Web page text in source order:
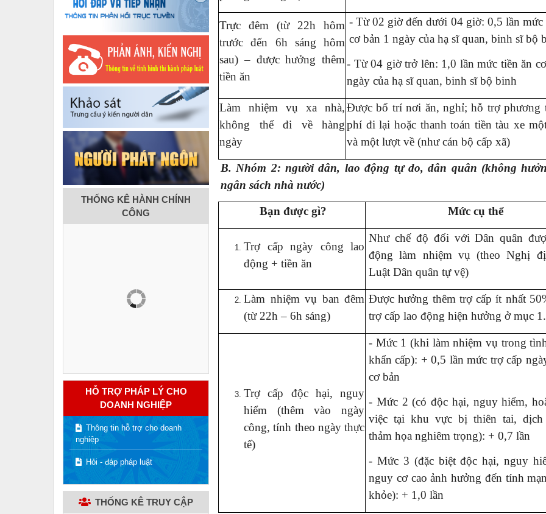
THỐNG KÊ HÀNH CHÍNH
CÔNG
HỖ TRỢ PHÁP LÝ CHO
DOANH NGHIỆP
Thông tin hỗ trợ cho doanh
nghiệp
Hỏi - đáp pháp luật
THỐNG KÊ TRUY CẬP
Trực đêm (từ 22h hôm
trước đến 6h sáng hôm
sau) – được hưởng thêm
tiền ăn
- Từ 02 giờ đến dưới 04 giờ: 0,5 lần mức
cơ bản 1 ngày của hạ sĩ quan, binh sĩ bộ
- Từ 04 giờ trở lên: 1,0 lần mức tiền ăn
ngày của hạ sĩ quan, binh sĩ bộ binh
Làm nhiệm vụ xa nhà,
không thể đi về hàng
ngày
Được bố trí nơi ăn, nghỉ; hỗ trợ phương
phí đi lại hoặc thanh toán tiền tàu xe
và một lượt về (như cán bộ cấp xã)
B. Nhóm 2: người dân, lao động tự do, dân quân (không
ngân sách nhà nước)
Bạn được gì? Mức cụ thể
Trợ cấp ngày công lao
động + tiền ăn
Như chế độ đối với Dân quân
động làm nhiệm vụ (theo Nghị
Luật Dân quân tự vệ)
Làm nhiệm vụ ban đêm
(từ 22h – 6h sáng)
Được hưởng thêm trợ cấp ít nhất
trợ cấp lao động hiện hưởng ở mục 1.
Trợ cấp độc hại, nguy
hiểm (thêm vào ngày
công, tính theo ngày thực
tế)
- Mức 1 (khi làm nhiệm vụ trong
khẩn cấp): + 0,5 lần mức trợ cấp
cơ bản
- Mức 2 (có độc hại, nguy hiểm,
việc tại khu vực bị thiên tai, dịch
thảm họa nghiêm trọng): + 0,7 lần
- Mức 3 (đặc biệt độc hại, nguy
nguy cơ cao ảnh hưởng đến tính
khỏe): + 1,0 lần